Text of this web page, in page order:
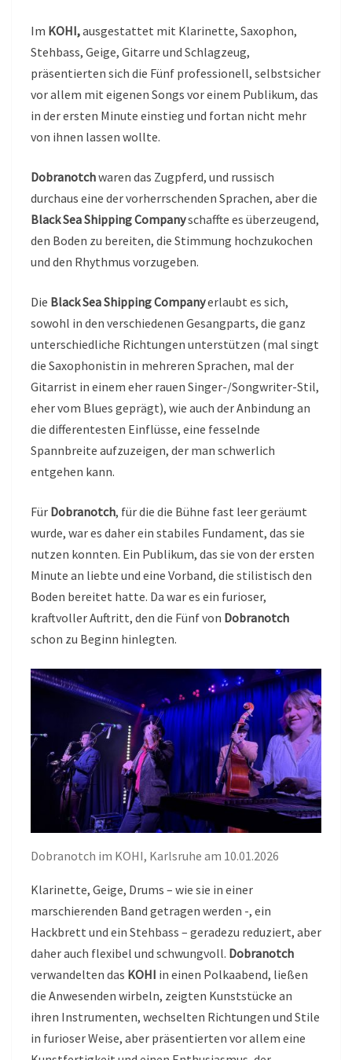
Im KOHI,ausgestattet mit Klarinette, Saxophon,
Stehbass, Geige, Gitarre und Schlagzeug,
präsentierten sich die Fünf professionell, selbstsicher
vor allem mit eigenen Songs vor einem Publikum, das
in der ersten Minute einstieg und fortan nicht mehr
von ihnen lassen wollte.
Dobranotchwaren das Zugpferd, und russisch
durchaus eine der vorherrschenden Sprachen, aber die
Black Sea Shipping Companyschaffte es überzeugend,
den Boden zu bereiten, die Stimmung hochzukochen
und den Rhythmus vorzugeben.
Die Black Sea Shipping Companyerlaubt es sich,
sowohl in den verschiedenen Gesangparts, die ganz
unterschiedliche Richtungen unterstützen (mal singt
die Saxophonistin in mehreren Sprachen, mal der
Gitarrist in einem eher rauen Singer-/Songwriter-Stil,
eher vom Blues geprägt), wie auch der Anbindung an
die differentesten Einflüsse, eine fesselnde
Spannbreite aufzuzeigen, der man schwerlich
entgehen kann.
Für Dobranotch, für die die Bühne fast leer geräumt
wurde, war es daher ein stabiles Fundament, das sie
nutzen konnten. Ein Publikum, das sie von der ersten
Minute an liebte und eine Vorband, die stilistisch den
Boden bereitet hatte. Da war es ein furioser,
kraftvoller Auftritt, den die Fünf von Dobranotch
schon zu Beginn hinlegten.
Dobranotch im KOHI, Karlsruhe am 10.01.2026
Klarinette, Geige, Drums – wie sie in einer
marschierenden Band getragen werden -, ein
Hackbrett und ein Stehbass – geradezu reduziert, aber
daher auch flexibel und schwungvoll. Dobranotch
verwandelten das KOHI in einen Polkaabend, ließen
die Anwesenden wirbeln, zeigten Kunststücke an
ihren Instrumenten, wechselten Richtungen und Stile
in furioser Weise, aber präsentierten vor allem eine